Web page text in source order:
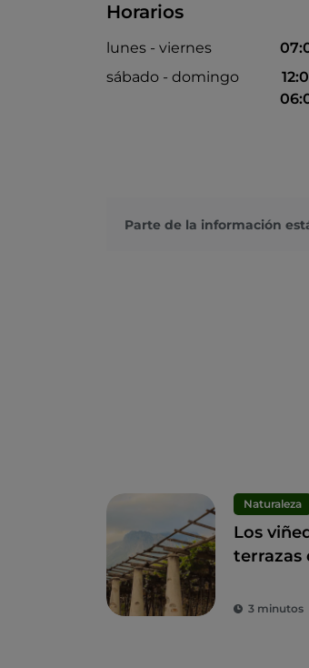
Horarios
lunes - viernes
sábado - domingo
Parte de la información
Naturaleza
Los
terrazas
único y
3 minutos